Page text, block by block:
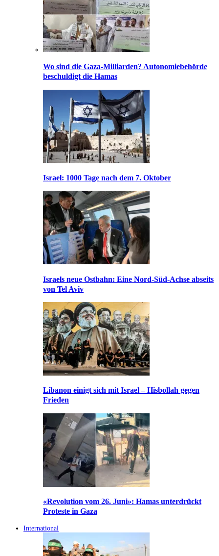
Wo sind die Gaza-Milliarden? Autonomiebehörde
beschuldigt die Hamas
Israel: 1000 Tage nach dem 7. Oktober
Israels neue Ostbahn: Eine Nord-Süd-Achse abseits
von Tel Aviv
Libanon einigt sich mit Israel – Hisbollah gegen
Frieden
«Revolution vom 26. Juni»: Hamas unterdrückt
Proteste in Gaza
International